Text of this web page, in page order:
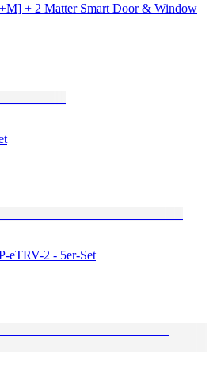
+ 2 Matter Smart Door & Window
eTRV-2 - 5er-Set